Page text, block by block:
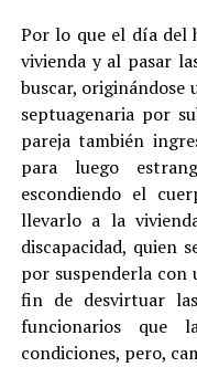
Por lo que el día del
vivienda y al pasar
buscar,
septuagenaria por
pareja también
para luego
escondiendo el
llevarlo a la
discapacidad, quien
por suspenderla con
fin de desvirtuar
funcionarios que
condiciones, pero,